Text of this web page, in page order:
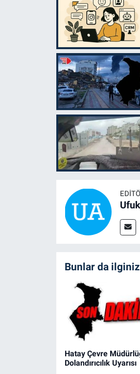
Bunlar da
Hatay Çevre
Dolandırıcılık Uyarısı